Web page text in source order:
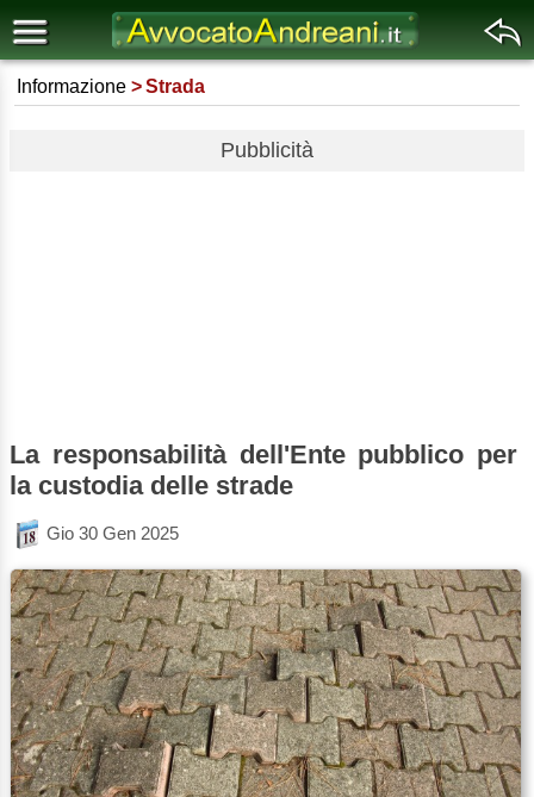
Informazione Strada
Pubblicità
La responsabilità dell'Ente pubblico per
la custodia delle strade
Gio 30 Gen 2025